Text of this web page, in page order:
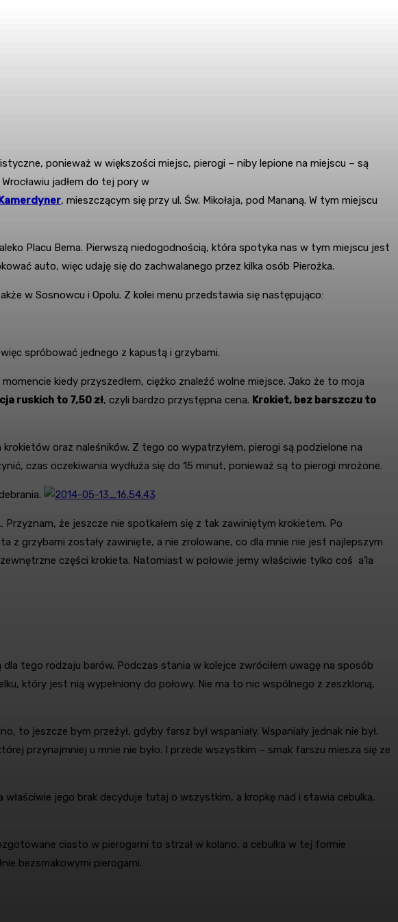
ponieważ w większości miejsc, pierogi – niby lepione na miejscu – są
jadłem do tej pory w
, mieszczącym się przy ul. Św. Mikołaja, pod Mananą. W tym miejscu
Placu Bema. Pierwszą niedogodnością, która spotyka nas w tym miejscu jest
auto, więc udaję się do zachwalanego przez kilka osób Pierożka.
w Sosnowcu i Opolu. Z kolei menu przedstawia się następująco:
spróbować jednego z kapustą i grzybami.
kiedy przyszedłem, ciężko znaleźć wolne miejsce. Jako że to moja
ruskich to 7,50 zł, czyli bardzo przystępna cena. Krokiet, bez barszczu to
oraz naleśników. Z tego co wypatrzyłem, pierogi są podzielone na
czas oczekiwania wydłuża się do 15 minut, ponieważ są to pierogi mrożone.
że jeszcze nie spotkałem się z tak zawiniętym krokietem. Po
z grzybami zostały zawinięte, a nie zrolowane, co dla mnie nie jest najlepszym
części krokieta. Natomiast w połowie jemy właściwie tylko coś a’la
tego rodzaju barów. Podczas stania w kolejce zwróciłem uwagę na sposób
który jest nią wypełniony do połowy. Nie ma to nic wspólnego z zeszkloną,
jeszcze bym przeżył, gdyby farsz był wspaniały. Wspaniały jednak nie był.
przynajmniej u mnie nie było. I przede wszystkim – smak farszu miesza się ze
jego brak decyduje tutaj o wszystkim, a kropkę nad i stawia cebulka,
ciasto w pierogarni to strzał w kolano, a cebulka w tej formie
bezsmakowymi pierogami.